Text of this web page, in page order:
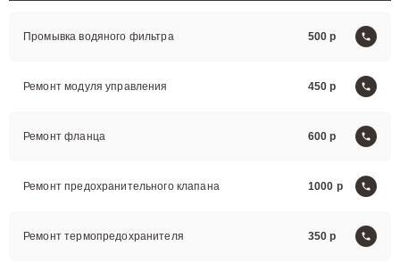
Промывка водяного фильтра 500
Ремонт модуля управления 450
Ремонт фланца 600
Ремонт предохранительного клапана 1000
Ремонт термопредохранителя 350